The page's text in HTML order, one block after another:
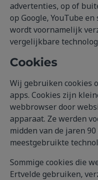
advertenties, op of
op Google, YouTube
wordt voornamelijk
vergelijkbare
Cookies
Wij gebruiken cookies
apps. Cookies zijn
webbrowser door
apparaat. Ze werden
midden van de jaren
meestgebruikte
Sommige cookies die
Ertvelde gebruiken,